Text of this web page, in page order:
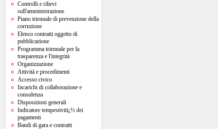
Controlli e rilievi
sull'amministrazione
Piano triennale di prevenzione della
corruzione
Elenco contratti oggetto di
pubblicazione
Programma triennale per la
trasparenza e l'integrità
Organizzazione
Attività e procedimenti
Accesso civico
Incarichi di collaborazione e
consulenza
Disposizioni generali
Indicatore tempestivitï¿½ dei
pagamenti
Bandi di gara e contratti